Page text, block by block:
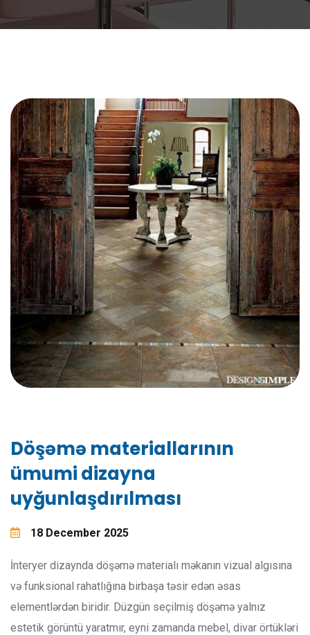
Döşəmə materiallarının
ümumi dizayna
uyğunlaşdırılması
18 December 2025
İnteryer dizaynda döşəmə materialı məkanın vizual algısına
və funksional rahatlığına birbaşa təsir edən əsas
elementlərdən biridir. Düzgün seçilmiş döşəmə yalnız
estetik görüntü yaratmır, eyni zamanda mebel, divar örtükləri